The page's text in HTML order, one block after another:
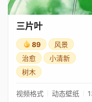
三片叶
89
风景
治愈
小清新
树木
视频格式 动态壁纸